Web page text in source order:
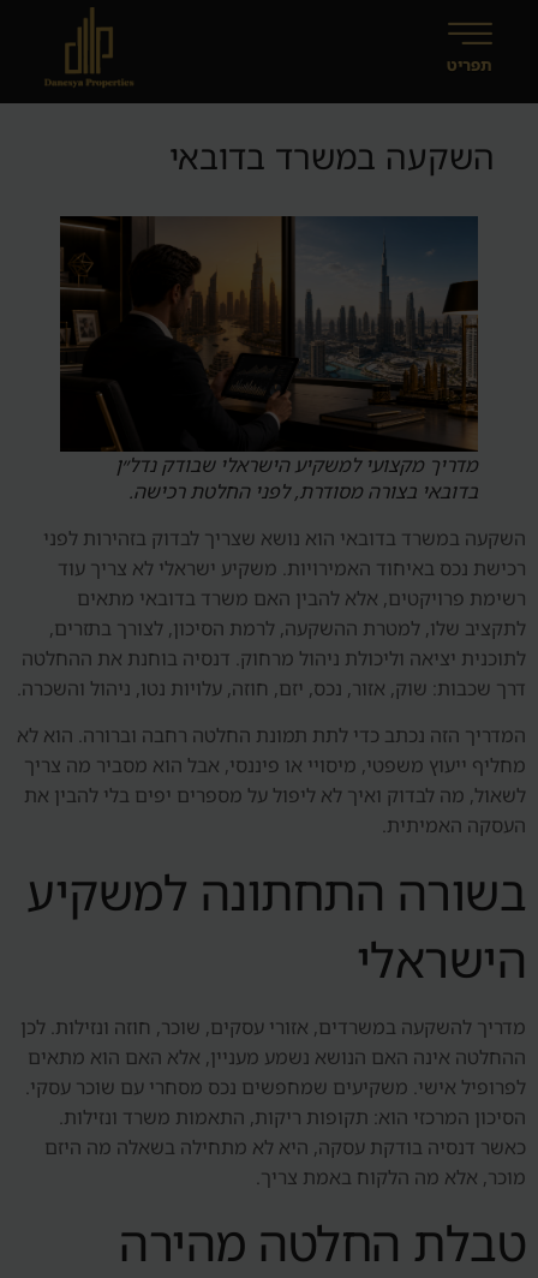
השקעה במשרד בדובאי
מדריך מקצועי למשקיע הישראלי שבודק נדל״ן
בדובאי בצורה מסודרת, לפני החלטת רכישה.
השקעה במשרד בדובאי הוא נושא שצריך לבדוק בזהירות לפני
רכישת נכס באיחוד האמירויות. משקיע ישראלי לא צריך עוד
רשימת פרויקטים, אלא להבין האם משרד בדובאי מתאים
לתקציב שלו, למטרת ההשקעה, לרמת הסיכון, לצורך בתזרים,
לתוכנית יציאה וליכולת ניהול מרחוק. דנסיה בוחנת את ההחלטה
דרך שכבות: שוק, אזור, נכס, יזם, חוזה, עלויות נטו, ניהול והשכרה.
המדריך הזה נכתב כדי לתת תמונת החלטה רחבה וברורה. הוא לא
מחליף ייעוץ משפטי, מיסויי או פיננסי, אבל הוא מסביר מה צריך
לשאול, מה לבדוק ואיך לא ליפול על מספרים יפים בלי להבין את
העסקה האמיתית.
בשורה התחתונה למשקיע
הישראלי
מדריך להשקעה במשרדים, אזורי עסקים, שוכר, חוזה ונזילות. לכן
ההחלטה אינה האם הנושא נשמע מעניין, אלא האם הוא מתאים
לפרופיל אישי. משקיעים שמחפשים נכס מסחרי עם שוכר עסקי.
הסיכון המרכזי הוא: תקופות ריקות, התאמות משרד ונזילות.
כאשר דנסיה בודקת עסקה, היא לא מתחילה בשאלה מה היזם
מוכר, אלא מה הלקוח באמת צריך.
טבלת החלטה מהירה